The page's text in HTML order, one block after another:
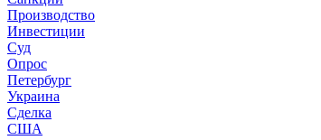
Производство
Инвестиции
Суд
Опрос
Петербург
Украина
Сделка
США